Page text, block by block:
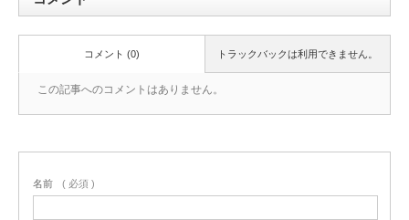
トラックバックは利用できません。
コメント (0)
この記事へのコメントはありません。
名前 ( 必須 )